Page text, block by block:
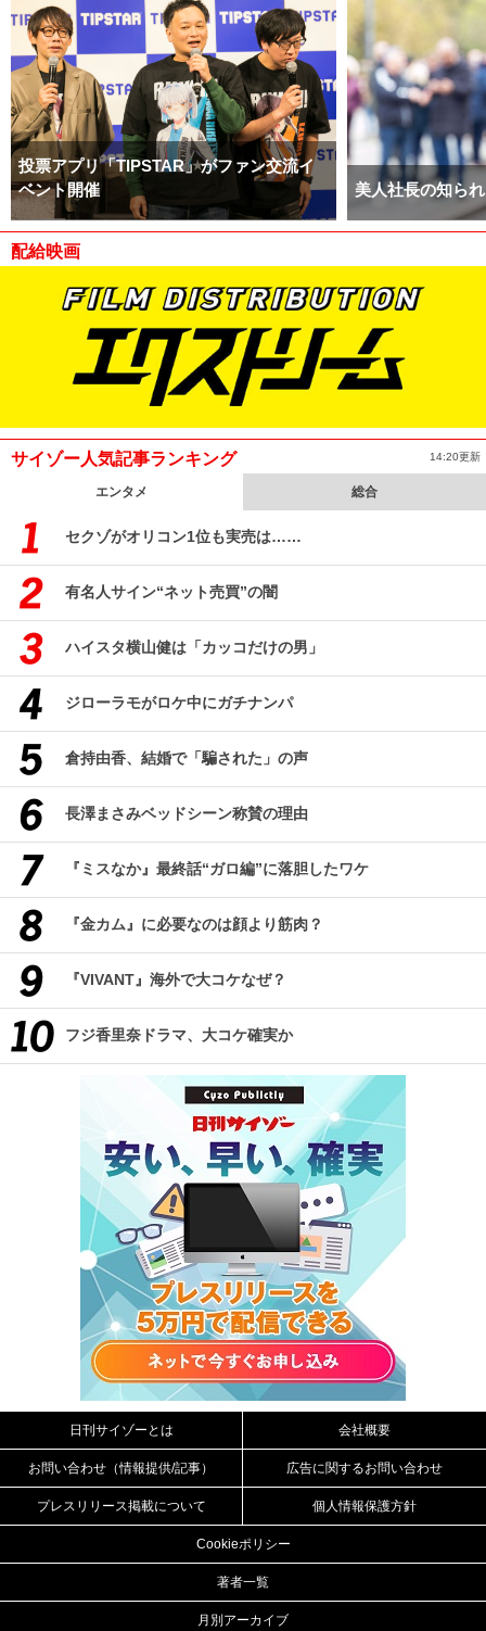
投票アプリ「TIPSTAR」がファン交流イ
ベント開催
美人社長の知ら
配給映画
サイゾー人気記事ランキング 14:20更新
エンタメ 総合
セクゾがオリコン1位も実売は……
有名人サイン“ネット売買”の闇
ハイスタ横山健は「カッコだけの男」
ジローラモがロケ中にガチナンパ
倉持由香、結婚で「騙された」の声
長澤まさみベッドシーン称賛の理由
『ミスなか』最終話“ガロ編”に落胆したワケ
『金カム』に必要なのは顔より筋肉？
『VIVANT』海外で大コケなぜ？
フジ香里奈ドラマ、大コケ確実か
日刊サイゾーとは 会社概要
お問い合わせ（情報提供/記事） 広告に関するお問い合わせ
プレスリリース掲載について 個人情報保護方針
Cookieポリシー
著者一覧
月別アーカイブ